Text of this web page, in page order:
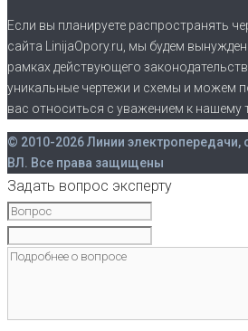
Если вы планируете распространять
сайта LinijaOpory.ru, мы будем
рамках действующего
уникальные чертежи и схемы и можем
вас относиться с уважением к нашему
© 2010-2026 Линии
ВЛ. Все права защищены
Задать вопрос эксперту